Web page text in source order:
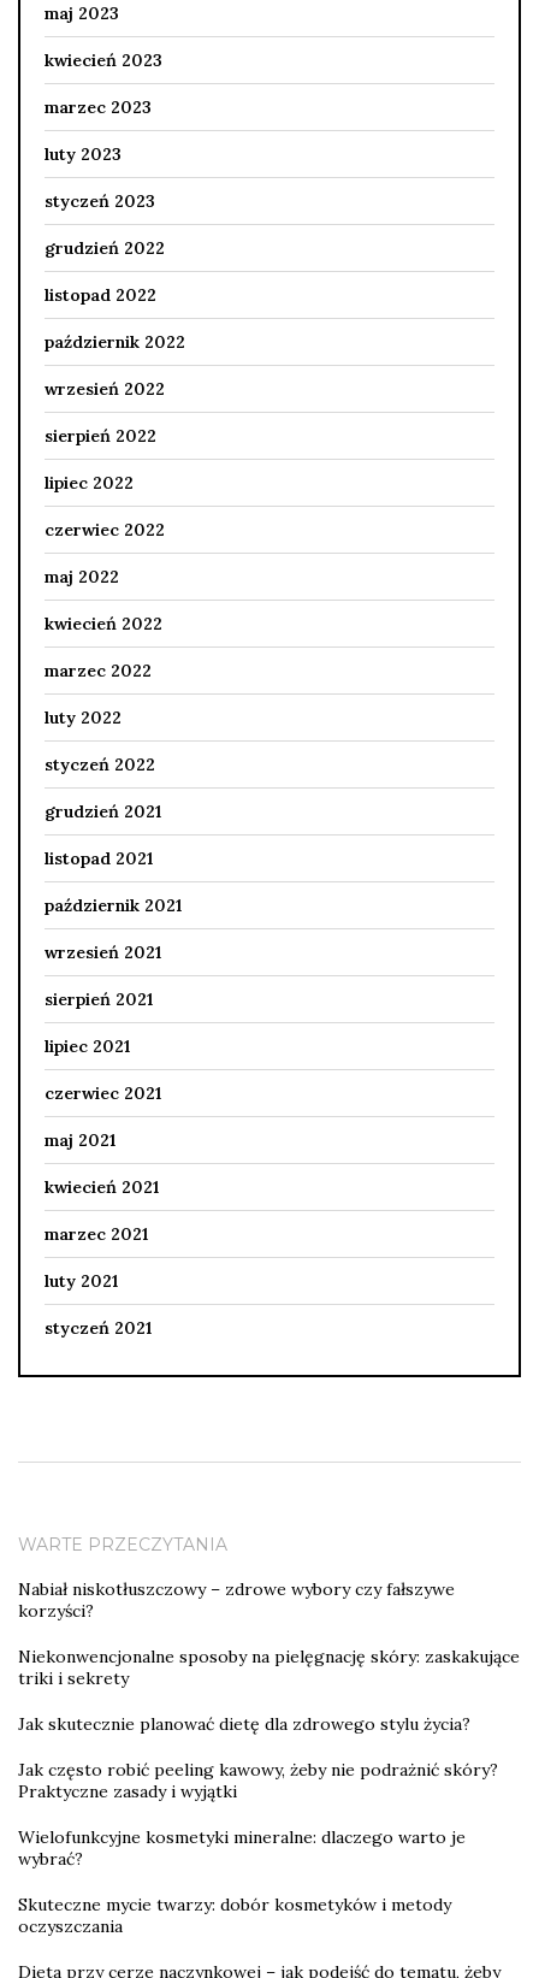
maj 2023
kwiecień 2023
marzec 2023
luty 2023
styczeń 2023
grudzień 2022
listopad 2022
październik 2022
wrzesień 2022
sierpień 2022
lipiec 2022
czerwiec 2022
maj 2022
kwiecień 2022
marzec 2022
luty 2022
styczeń 2022
grudzień 2021
listopad 2021
październik 2021
wrzesień 2021
sierpień 2021
lipiec 2021
czerwiec 2021
maj 2021
kwiecień 2021
marzec 2021
luty 2021
styczeń 2021
WARTE PRZECZYTANIA
Nabiał niskotłuszczowy – zdrowe wybory czy fałszywe
korzyści?
Niekonwencjonalne sposoby na pielęgnację skóry: zaskakujące
triki i sekrety
Jak skutecznie planować dietę dla zdrowego stylu życia?
Jak często robić peeling kawowy, żeby nie podrażnić skóry?
Praktyczne zasady i wyjątki
Wielofunkcyjne kosmetyki mineralne: dlaczego warto je
wybrać?
Skuteczne mycie twarzy: dobór kosmetyków i metody
oczyszczania
Dieta przy cerze naczynkowej – jak podejść do tematu, żeby